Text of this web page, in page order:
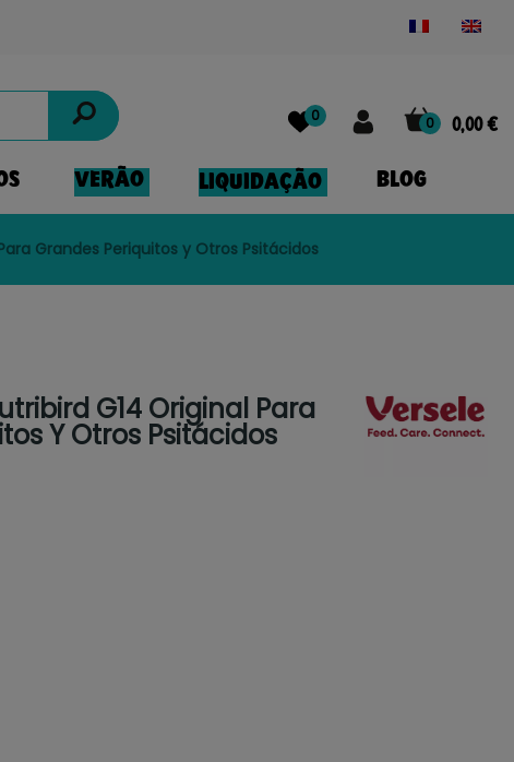
0 0,00 €
0
VERÃO LIQUIDAÇÃO BLOG
Grandes Periquitos y Otros Psitácidos
G14 Original Para
Y Otros Psitácidos